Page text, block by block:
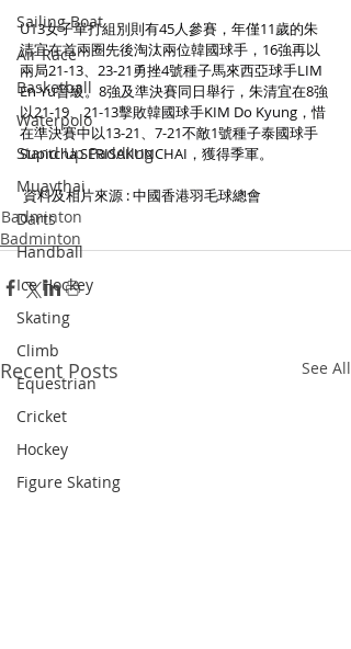
Sailing Boat
Air Race
Basketball
Waterpolo
Stand Up Paddling
Muaythai
Darts
Handball
Ice Hockey
Skating
Climb
Equestrian
Cricket
Hockey
Figure Skating
U13女子單打組別則有45人參賽，年僅11歲的朱
清宜在首兩圈先後淘汰兩位韓國球手，16強再以
兩局21-13、23-21勇挫4號種子馬來西亞球手LIM
En Yu晉級。8強及準決賽同日舉行，朱清宜在8強
以21-19、21-13擊敗韓國球手KIM Do Kyung，惜
在準決賽中以13-21、7-21不敵1號種子泰國球手
Supitcha SERISAKUNCHAI，獲得季軍。
資料及相片來源 : 中國香港羽毛球總會
Badminton
Badminton
Recent Posts See All